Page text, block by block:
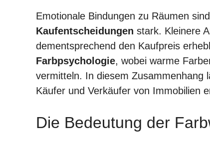
Emotionale Bindungen zu Räumen
Kaufentscheidungen stark. Kleinere
dementsprechend den Kaufpreis
Farbpsychologie, wobei warme
vermitteln. In diesem Zusammenhang
Käufer und Verkäufer von Immobilien
Die Bedeutung der